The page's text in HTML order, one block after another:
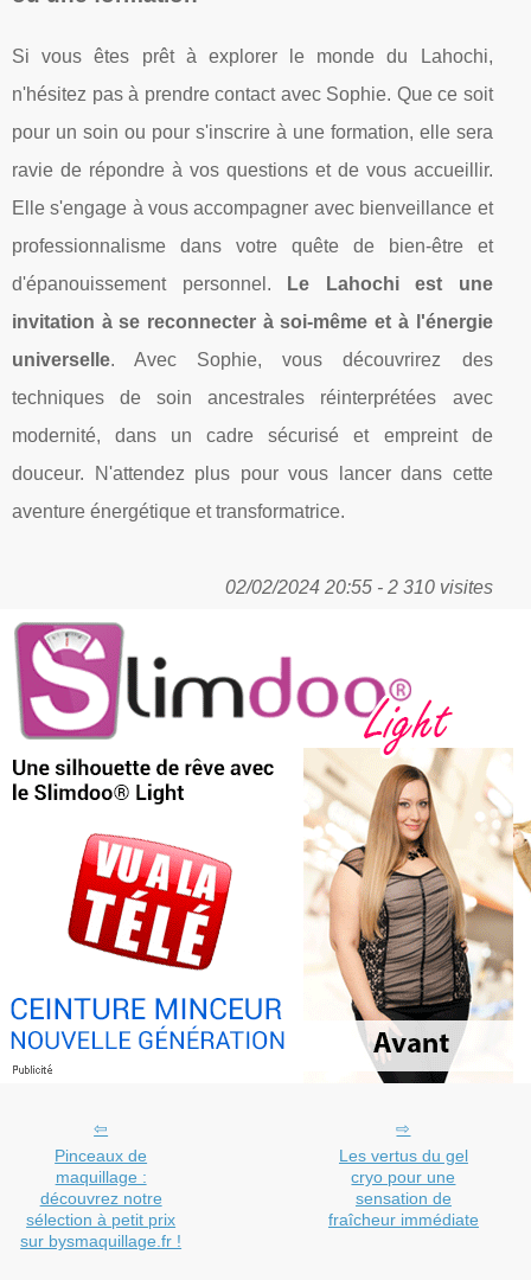
Si vous êtes prêt à explorer le monde du Lahochi,
n'hésitez pas à prendre contact avec Sophie. Que ce soit
pour un soin ou pour s'inscrire à une formation, elle sera
ravie de répondre à vos questions et de vous accueillir.
Elle s'engage à vous accompagner avec bienveillance et
professionnalisme dans votre quête de bien-être et
d'épanouissement personnel.
Le Lahochi est une
invitation à se reconnecter à soi-même et à l'énergie
universelle. Avec Sophie, vous découvrirez des
techniques de soin ancestrales réinterprétées avec
modernité, dans un cadre sécurisé et empreint de
douceur. N'attendez plus pour vous lancer dans cette
aventure énergétique et transformatrice.
02/02/2024 20:55 - 2 310 visites
Pinceaux de
maquillage :
découvrez notre
sélection à petit prix
sur bysmaquillage.fr !
Les vertus du gel
cryo pour une
sensation de
fraîcheur immédiate